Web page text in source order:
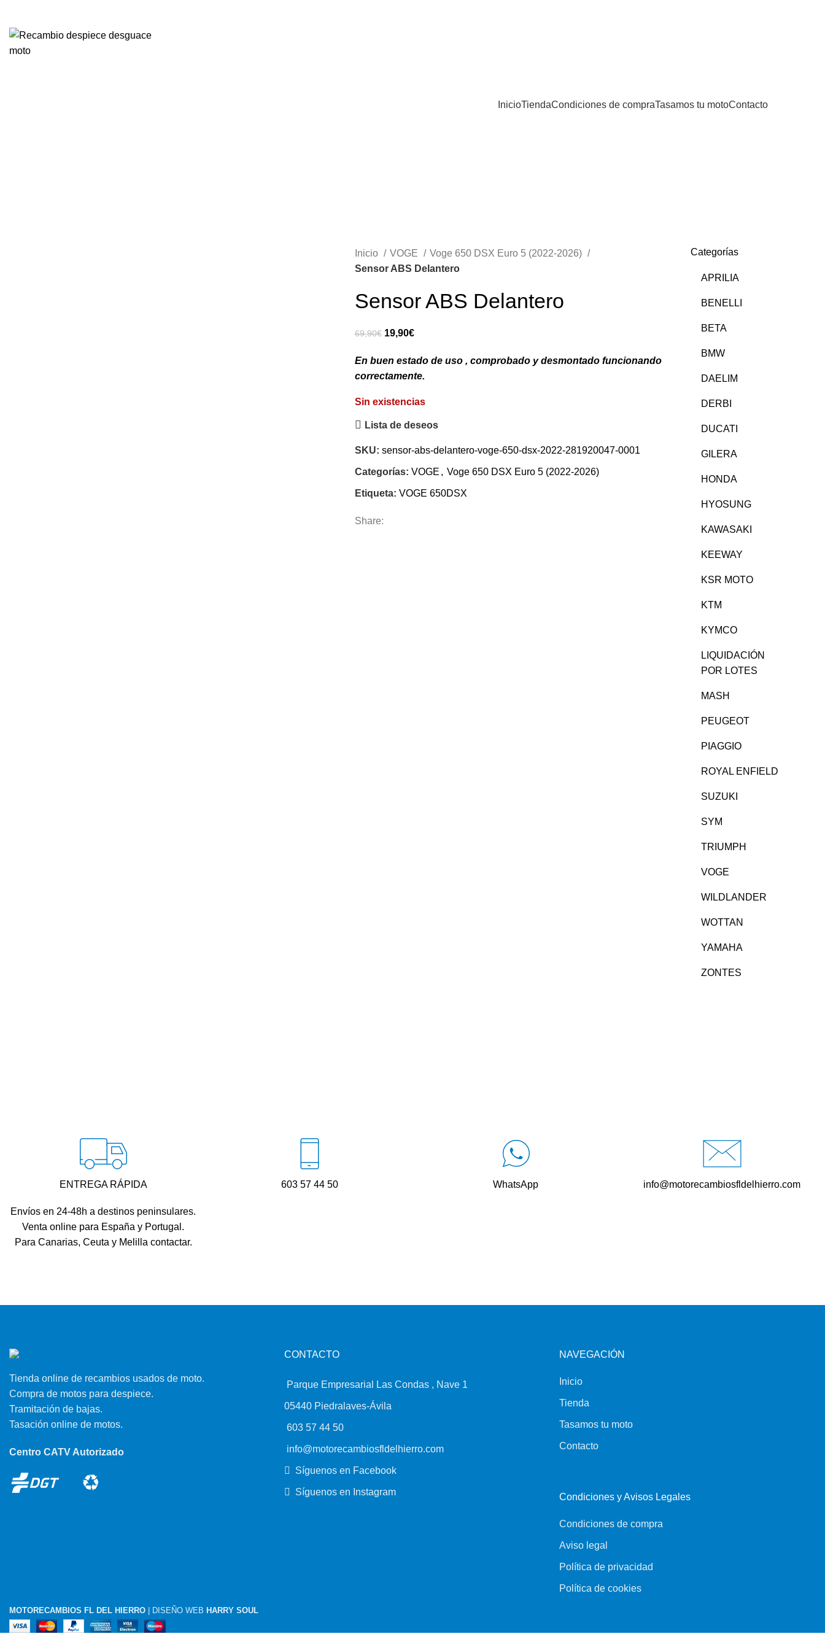
InicioTiendaCondiciones de compraTasamos tu motoContacto
Inicio VOGE
Voge 650 DSX Euro 5 (2022-2026)
Sensor ABS Delantero
Sensor ABS Delantero
69,90€ El
original
era:
19,90€El
actual
es:
En buen estado de uso , comprobado y desmontado funcionando
correctamente.
Sin existencias
Lista de deseos
SKU: sensor-abs-delantero-voge-650-dsx-2022-281920047-0001
Categorías: VOGE , Voge 650 DSX Euro 5 (2022-2026)
Etiqueta: VOGE 650DSX
Share:
Categorías
APRILIA
BENELLI
BETA
BMW
DAELIM
DERBI
DUCATI
GILERA
HONDA
HYOSUNG
KAWASAKI
KEEWAY
KSR MOTO
KTM
KYMCO
LIQUIDACIÓN
POR LOTES
MASH
PEUGEOT
PIAGGIO
ROYAL ENFIELD
SUZUKI
SYM
TRIUMPH
VOGE
WILDLANDER
WOTTAN
YAMAHA
ZONTES
ENTREGA RÁPIDA
Envíos en 24-48h a destinos peninsulares.
Venta online para España y Portugal.
Para Canarias, Ceuta y Melilla contactar.
603 57 44 50 WhatsApp info@motorecambiosfldelhierro.com
Tienda online de recambios usados de moto.
Compra de motos para despiece.
Tramitación de bajas.
Tasación online de motos.
Centro CATV Autorizado
CONTACTO
Parque Empresarial Las Condas , Nave 1
05440 Piedralaves-Ávila
603 57 44 50
info@motorecambiosfldelhierro.com
Síguenos en Facebook
Síguenos en Instagram
NAVEGACIÓN
Inicio
Tienda
Tasamos tu moto
Contacto
Condiciones y Avisos Legales
Condiciones de compra
Aviso legal
Política de privacidad
Política de cookies
MOTORECAMBIOS FL DEL HIERRO | DISEÑO WEB HARRY SOUL